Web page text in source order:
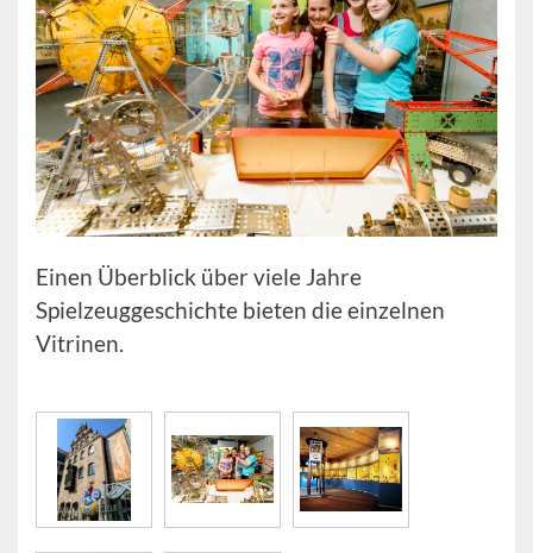
Einen Überblick über viele Jahre
Spielzeuggeschichte bieten die einzelnen
Vitrinen.